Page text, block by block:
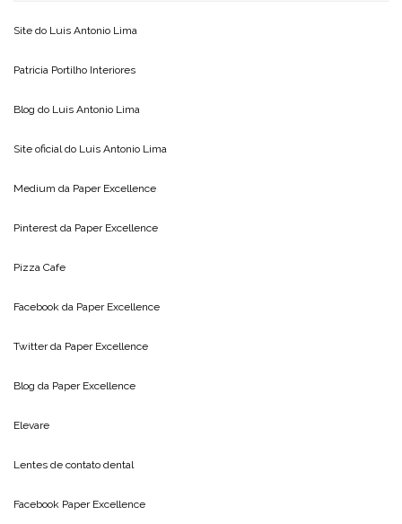
Site do Luis Antonio Lima
Patricia Portilho Interiores
Blog do Luis Antonio Lima
Site oficial do Luis Antonio Lima
Medium da Paper Excellence
Pinterest da Paper Excellence
Pizza Cafe
Facebook da Paper Excellence
Twitter da Paper Excellence
Blog da Paper Excellence
Elevare
Lentes de contato dental
Facebook Paper Excellence